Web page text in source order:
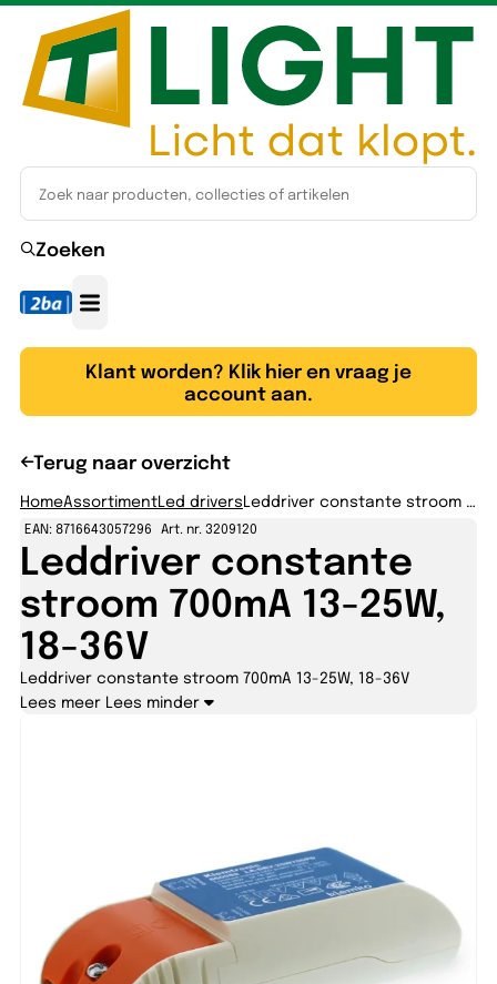
Zoeken
Klant worden? Klik hier en vraag je
account aan.
Terug naar overzicht
HomeAssortimentLed driversLeddriver constante stroom 700mA 13-25W, 18-36V
EAN: 8716643057296 Art. nr. 3209120
Leddriver constante
stroom 700mA 13-25W,
18-36V
Leddriver constante stroom 700mA 13-25W, 18-36V
Lees meer Lees minder